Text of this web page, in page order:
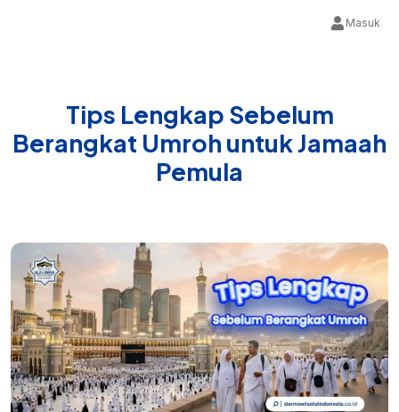
Masuk
Tips Lengkap Sebelum
Berangkat Umroh untuk Jamaah
Pemula